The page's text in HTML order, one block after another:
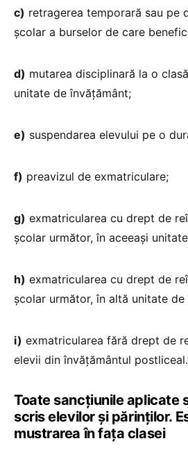
c) retragerea temporară sau pe
școlar a burselor de care
d) mutarea disciplinară la o
unitate de învățământ;
e) suspendarea elevului pe o
f) preavizul de exmatriculare;
g) exmatricularea cu drept de
școlar următor, în aceeași
h) exmatricularea cu drept de
școlar următor, în altă unitate
i) exmatricularea fără drept de
elevii din învățământul
Toate sancțiunile aplicate
scris elevilor și părinților.
mustrarea în fața clasei